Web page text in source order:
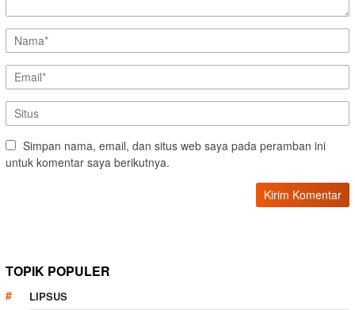
Simpan nama, email, dan situs web saya pada peramban ini
untuk komentar saya berikutnya.
TOPIK POPULER
LIPSUS